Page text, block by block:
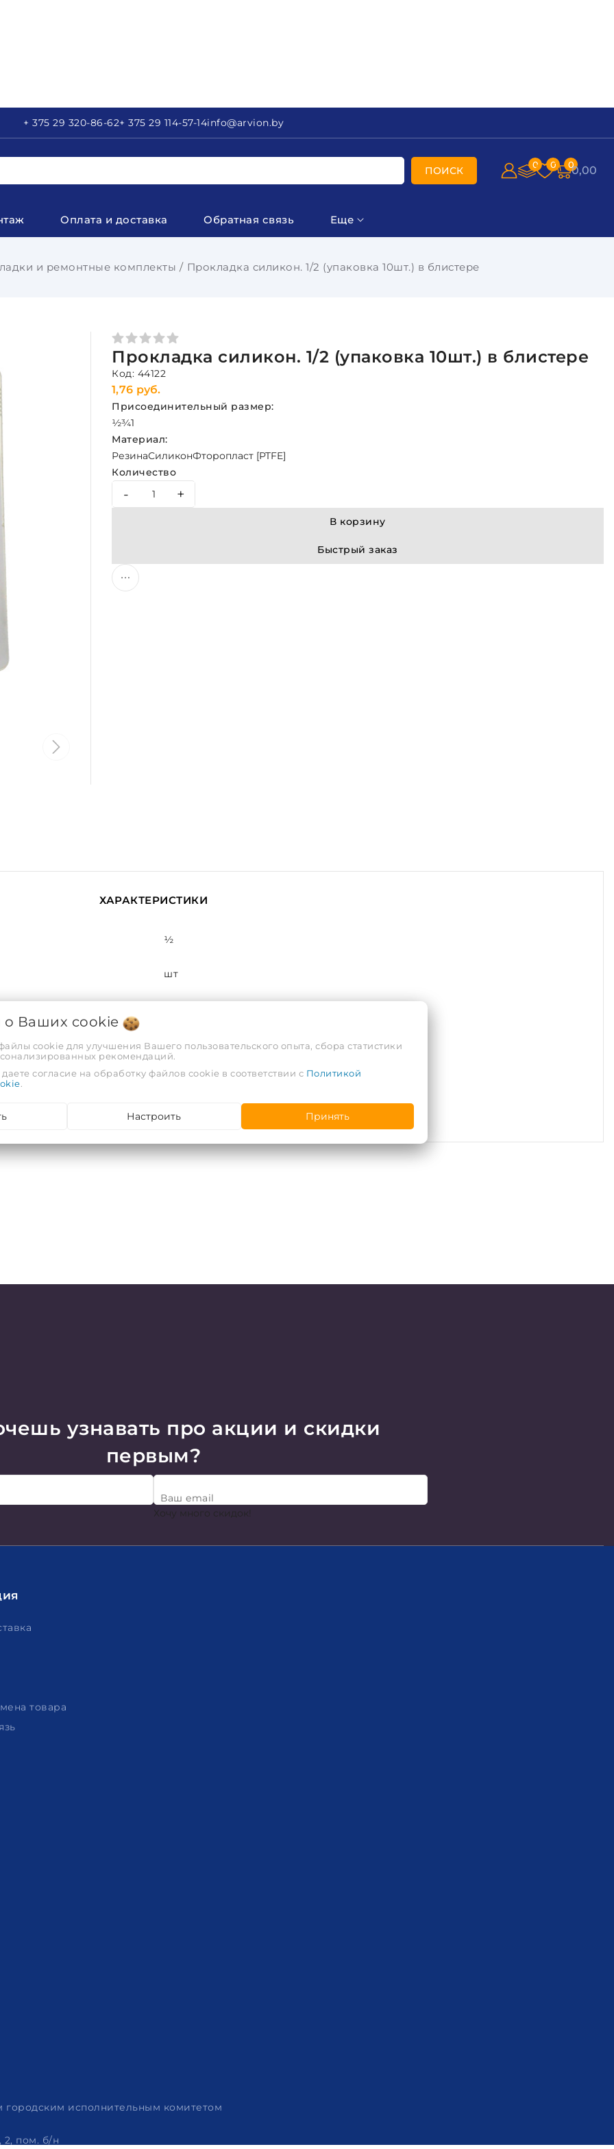
+ 375 29 320-86-62+ 375 29 114-57-14info@arvion.by
ПОИСК 0 0 00,00
Оплата и доставка Обратная связь Еще
и ремонтные комплекты Прокладка силикон. 1/2 (упаковка 10шт.) в блистере
Прокладка силикон. 1/2 (упаковка 10шт.) в блистере
Код: 44122
1,76 руб.
Присоединительный размер:
½¾1
Материал:
РезинаСиликонФторопласт [PTFE]
Количество
- +
В корзину
Быстрый заказ
ХАРАКТЕРИСТИКИ
½
шт
0,00001
50
узнавать про акции и скидки
первым?
Ваш email
Хочу много скидок!
товара
городским исполнительным комитетом
2, пом. б/н
о Ваших cookie
cookie для улучшения Вашего пользовательского опыта, сбора статистики
рекомендаций.
согласие на обработку файлов cookie в соответствии с Политикой
.
Настроить Принять